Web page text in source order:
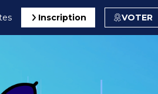
Inscription VOTER